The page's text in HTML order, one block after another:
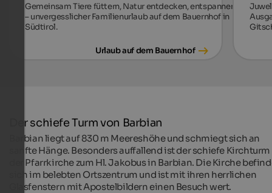
Gemeinsam Tiere füttern, Natur entdecken, entspannen
– unvergesslicher Familienurlaub auf dem Bauernhof in
Südtirol.
Urlaub auf dem Bauernhof
Der schiefe Turm von Barbian
Barbian liegt auf 830 m Meereshöhe und schmiegt sich an
sanfte Hänge. Besonders auffallend ist der schiefe Kirchturm
der Pfarrkirche zum Hl. Jakobus in Barbian. Die Kirche
sich im belebten Ortszentrum und ist mit ihren herrlichen
Glasfenstern mit Apostelbildern einen Besuch wert.